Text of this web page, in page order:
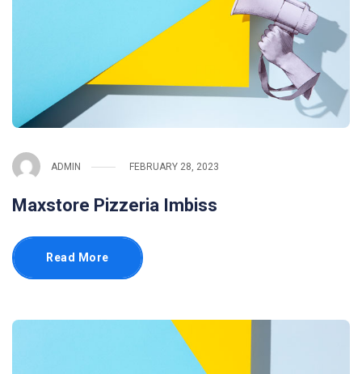
ADMIN FEBRUARY 28, 2023
Maxstore Pizzeria Imbiss
Read More